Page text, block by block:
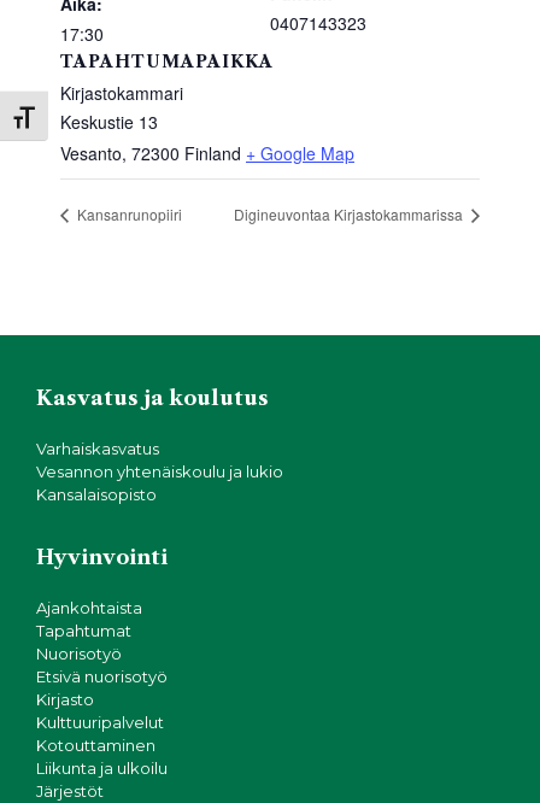
Toggle Font size
17:30
TAPAHTUMAPAIKKA
Kirjastokammari
Keskustie 13
Vesanto, 72300 Finland + Google Map
0407143323
Kansanrunopiiri Digineuvontaa Kirjastokammarissa
Kasvatus ja koulutus
Varhaiskasvatus
Vesannon yhtenäiskoulu ja lukio
Kansalaisopisto
Hyvinvointi
Ajankohtaista
Tapahtumat
Nuorisotyö
Etsivä nuorisotyö
Kirjasto
Kulttuuripalvelut
Kotouttaminen
Liikunta ja ulkoilu
Järjestöt